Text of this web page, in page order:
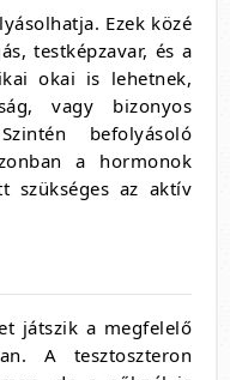
Ezek közé
testképzavar, és a
okai is lehetnek,
vagy bizonyos
befolyásoló
a hormonok
szükséges az aktív
játszik a megfelelő
A tesztoszteron